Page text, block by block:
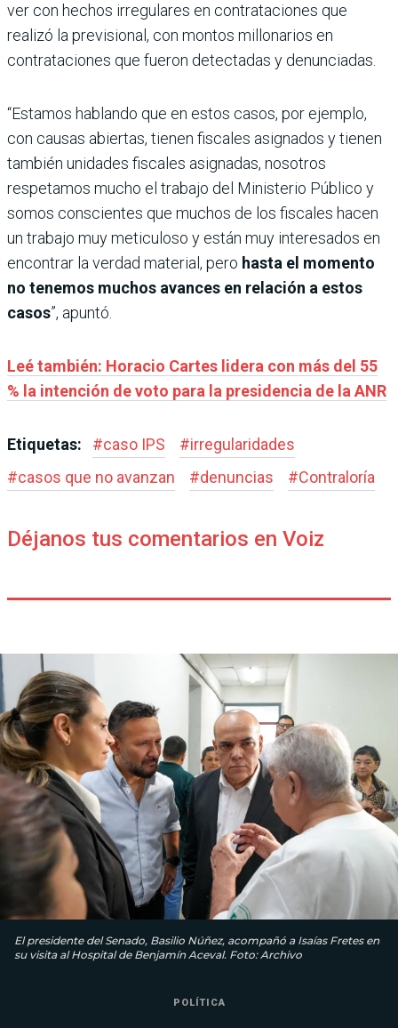
ver con hechos irregulares en contrataciones que
realizó la previsional, con montos millonarios en
contrataciones que fueron detectadas y denunciadas.
“Estamos hablando que en estos casos, por ejemplo,
con causas abiertas, tienen fiscales asignados y tienen
también unidades fiscales asignadas, nosotros
respetamos mucho el trabajo del Ministerio Público y
somos conscientes que muchos de los fiscales hacen
un trabajo muy meticuloso y están muy interesados en
encontrar la verdad material, pero hasta el momento
no tenemos muchos avances en relación a estos
casos”, apuntó.
Leé también: Horacio Cartes lidera con más del 55
% la intención de voto para la presidencia de la ANR
Etiquetas: #caso IPS #irregularidades
#casos que no avanzan #denuncias #Contraloría
Déjanos tus comentarios en Voiz
El presidente del Senado, Basilio Núñez, acompañó a Isaías Fretes en
su visita al Hospital de Benjamín Aceval. Foto: Archivo
POLÍTICA